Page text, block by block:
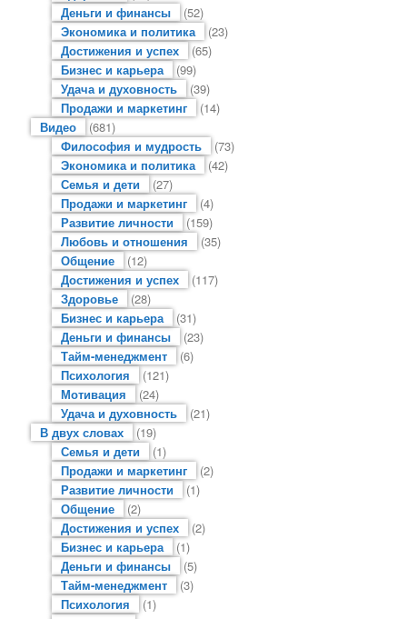
Деньги и финансы
(52)
Экономика и политика
(23)
Достижения и успех
(65)
Бизнес и карьера
(99)
Удача и духовность
(39)
Продажи и маркетинг
(14)
Видео
(681)
Философия и мудрость
(73)
Экономика и политика
(42)
Семья и дети
(27)
Продажи и маркетинг
(4)
Развитие личности
(159)
Любовь и отношения
(35)
Общение
(12)
Достижения и успех
(117)
Здоровье
(28)
Бизнес и карьера
(31)
Деньги и финансы
(23)
Тайм-менеджмент
(6)
Психология
(121)
Мотивация
(24)
Удача и духовность
(21)
В двух словах
(19)
Семья и дети
(1)
Продажи и маркетинг
(2)
Развитие личности
(1)
Общение
(2)
Достижения и успех
(2)
Бизнес и карьера
(1)
Деньги и финансы
(5)
Тайм-менеджмент
(3)
Психология
(1)